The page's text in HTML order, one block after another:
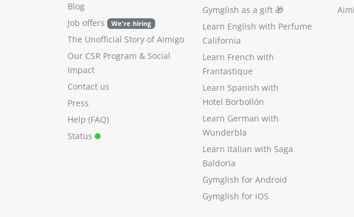
Blog
Job offers
We're hiring
The Unofficial Story of Aimigo
Our CSR Program & Social
Impact
Contact us
Press
Help (FAQ)
Status
Gymglish as a gift 🎁
Learn English with Perfume
California
Learn French with
Frantastique
Learn Spanish with
Hotel Borbollón
Learn German with
Wunderbla
Learn Italian with Saga
Baldoria
Gymglish for Android
Gymglish for iOS